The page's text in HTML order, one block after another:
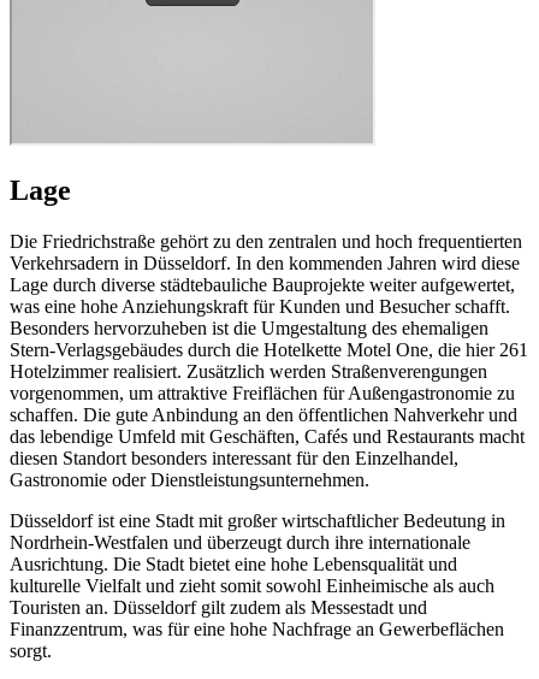
Lage
Die Friedrichstraße gehört zu den zentralen und hoch frequentierten
Verkehrsadern in Düsseldorf. In den kommenden Jahren wird diese
Lage durch diverse städtebauliche Bauprojekte weiter aufgewertet,
was eine hohe Anziehungskraft für Kunden und Besucher schafft.
Besonders hervorzuheben ist die Umgestaltung des ehemaligen
Stern-Verlagsgebäudes durch die Hotelkette Motel One, die hier 261
Hotelzimmer realisiert. Zusätzlich werden Straßenverengungen
vorgenommen, um attraktive Freiflächen für Außengastronomie zu
schaffen. Die gute Anbindung an den öffentlichen Nahverkehr und
das lebendige Umfeld mit Geschäften, Cafés und Restaurants macht
diesen Standort besonders interessant für den Einzelhandel,
Gastronomie oder Dienstleistungsunternehmen.
Düsseldorf ist eine Stadt mit großer wirtschaftlicher Bedeutung in
Nordrhein-Westfalen und überzeugt durch ihre internationale
Ausrichtung. Die Stadt bietet eine hohe Lebensqualität und
kulturelle Vielfalt und zieht somit sowohl Einheimische als auch
Touristen an. Düsseldorf gilt zudem als Messestadt und
Finanzzentrum, was für eine hohe Nachfrage an Gewerbeflächen
sorgt.